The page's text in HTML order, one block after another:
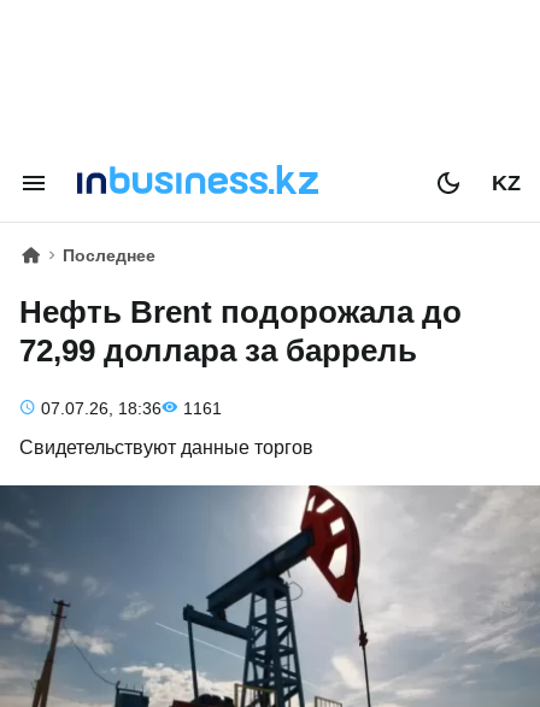
KZ
Последнее
Нефть Brent подорожала до
72,99 доллара за баррель
07.07.26, 18:36 1161
Свидетельствуют данные торгов